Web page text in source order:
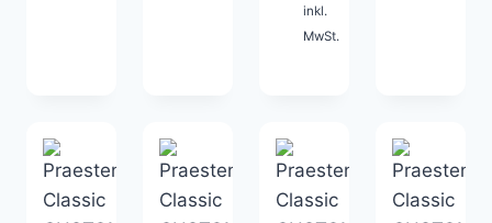
inkl.
MwSt.
Tage